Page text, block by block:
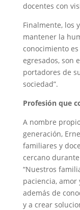
docentes con
Finalmente, los
mantener la
conocimiento
egresados, son
portadores de
sociedad”.
Profesión que
A nombre
generación,
familiares y
cercano
“Nuestros
paciencia, amor
además de
y a crear